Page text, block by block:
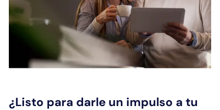
¿Listo para darle un impulso a tu